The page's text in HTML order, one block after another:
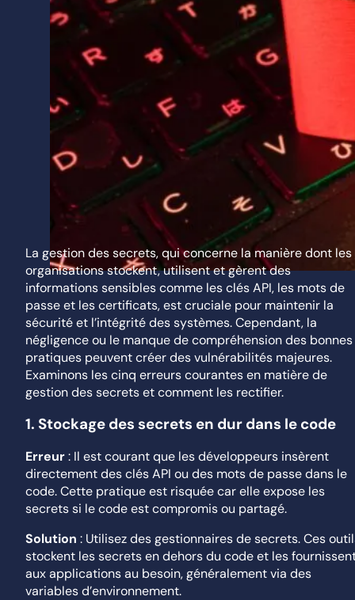
La gestion des secrets, qui concerne la manière dont les
organisations stockent, utilisent et gèrent des
informations sensibles comme les clés API, les mots de
passe et les certificats, est cruciale pour maintenir la
sécurité et l’intégrité des systèmes. Cependant, la
négligence ou le manque de compréhension des bonnes
pratiques peuvent créer des vulnérabilités majeures.
Examinons les cinq erreurs courantes en matière de
gestion des secrets et comment les rectifier.
1. Stockage des secrets en dur dans le code
Erreur: Il est courant que les développeurs insèrent
directement des clés API ou des mots de passe dans le
code. Cette pratique est risquée car elle expose les
secrets si le code est compromis ou partagé.
Solution : Utilisez des gestionnaires de secrets. Ces
stockent les secrets en dehors du code et les
aux applications au besoin, généralement via des
variables d’environnement.